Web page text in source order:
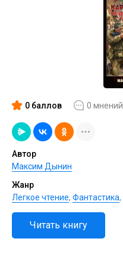
0 баллов 0 мнений
Автор
Максим Дынин
Жанр
Легкое чтение, Фантастика,
Читать книгу